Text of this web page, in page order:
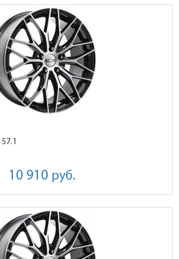
57.1
10 910 руб.